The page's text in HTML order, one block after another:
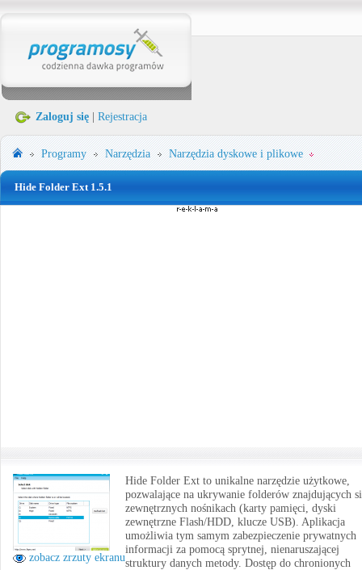
Zaloguj się Rejestracja
Programy Narzędzia Narzędzia dyskowe i plikowe
Hide Folder Ext 1.5.1
zobacz zrzuty ekranu
Hide Folder Ext to unikalne narzędzie użytkowe,
pozwalające na ukrywanie folderów znajdujących
zewnętrznych nośnikach (karty pamięci, dyski
zewnętrzne Flash/HDD, klucze USB). Aplikacja
umożliwia tym samym zabezpieczenie prywatnych
informacji za pomocą sprytnej, nienaruszającej
struktury danych metody. Dostęp do chronionych